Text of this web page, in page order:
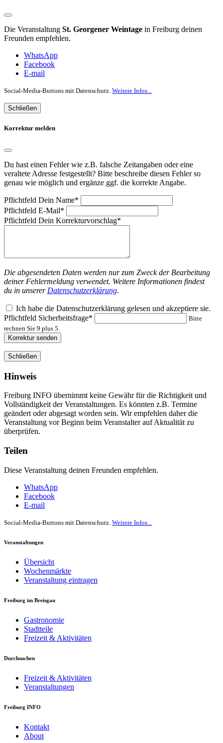
Die Veranstaltung St. Georgener Weintage in Freiburg deinen
Freunden empfehlen.
WhatsApp
Facebook
E-mail
Social-Media-Buttons mit Datenschutz. Weitere Infos...
Schließen
Korrektur melden
Du hast einen Fehler wie z.B. falsche Zeitangaben oder eine
veraltete Adresse festgestellt? Bitte beschreibe diesen Fehler so
genau wie möglich und ergänze ggf. die korrekte Angabe.
Pflichtfeld Dein Name*
Pflichtfeld E-Mail*
Pflichtfeld Dein Korrekturvorschlag*
Die abgesendeten Daten werden nur zum Zweck der Bearbeitung
deiner Fehlermeldung verwendet. Weitere Informationen findest
du in unserer Datenschutzerklärung.
Ich habe die Datenschutzerklärung gelesen und akzeptiere sie.
Pflichtfeld Sicherheitsfrage*
Bitte
rechnen Sie 9 plus 5.
Korrektur senden
Schließen
Hinweis
Freiburg INFO übernimmt keine Gewähr für die Richtigkeit und
Vollständigkeit der Veranstaltungen. Es könnten z.B. Termine
geändert oder abgesagt worden sein. Wir empfehlen daher die
Veranstaltung vor Beginn beim Veranstalter auf Aktualität zu
überprüfen.
Teilen
Diese Veranstaltung deinen Freunden empfehlen.
WhatsApp
Facebook
E-mail
Social-Media-Buttons mit Datenschutz. Weitere Infos...
Veranstaltungen
Übersicht
Wochenmärkte
Veranstaltung eintragen
Freiburg im Breisgau
Gastronomie
Stadtteile
Freizeit & Aktivitäten
Durchsuchen
Freizeit & Aktivitäten
Veranstaltungen
Freiburg INFO
Kontakt
About